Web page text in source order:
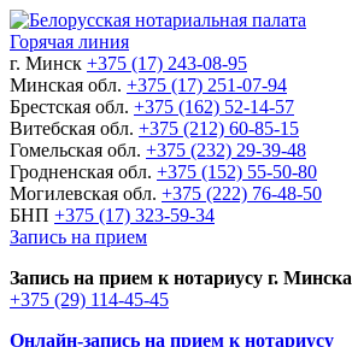
Горячая линия
г. Минск +375 (17) 243-08-95
Минская обл. +375 (17) 251-07-94
Брестская обл. +375 (162) 52-14-57
Витебская обл. +375 (212) 60-85-15
Гомельская обл. +375 (232) 29-39-48
Гродненская обл. +375 (152) 55-50-80
Могилевская обл. +375 (222) 76-48-50
БНП +375 (17) 323-59-34
Запись на прием
Запись на прием к нотариусу г. Минска
+375 (29) 114-45-45
Онлайн-запись на прием к нотариусу